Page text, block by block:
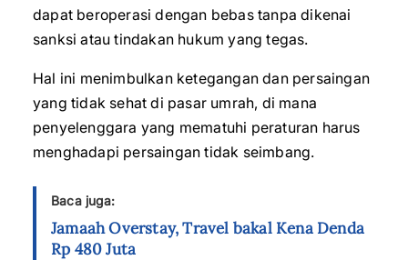
dapat beroperasi dengan bebas tanpa dikenai
sanksi atau tindakan hukum yang tegas.
Hal ini menimbulkan ketegangan dan persaingan
yang tidak sehat di pasar umrah, di mana
penyelenggara yang mematuhi peraturan harus
menghadapi persaingan tidak seimbang.
Baca juga:
Jamaah Overstay, Travel bakal Kena Denda
Rp 480 Juta